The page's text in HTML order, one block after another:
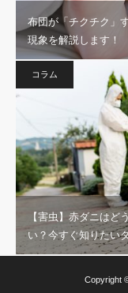
布団が「チクチク」
現象を解説します！
コラム
【害虫】赤ダニはど
い？今すぐ知りたい
Copyright